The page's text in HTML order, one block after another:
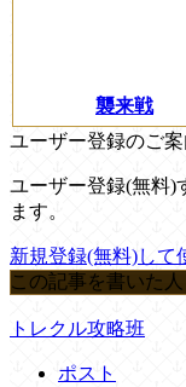
襲来戦
ユーザー登録のご案
ユーザー登録(無料)
ます。
新規登録(無料)して
この記事を書いた人
トレクル攻略班
ポスト